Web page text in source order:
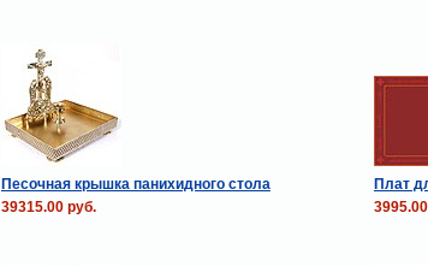
Песочная крышка панихидного стола Плат
39315.00 руб.